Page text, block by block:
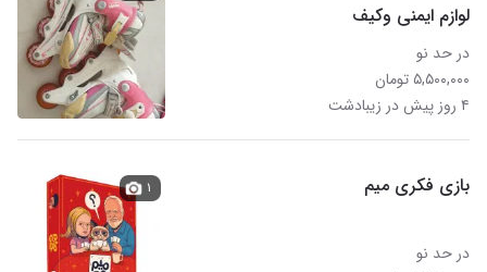
لوازم ایمنی وکیف
در حد نو
۵,۵۰۰,۰۰۰ تومان
۴ روز پیش در زیبادشت
بازی فکری میم
در حد نو
۱